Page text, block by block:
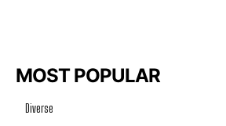
MOST POPULAR
Diverse